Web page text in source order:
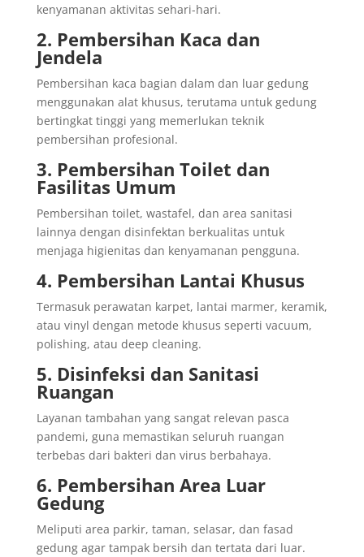
kenyamanan aktivitas sehari-hari.
2. Pembersihan Kaca dan
Jendela
Pembersihan kaca bagian dalam dan luar gedung
menggunakan alat khusus, terutama untuk gedung
bertingkat tinggi yang memerlukan teknik
pembersihan profesional.
3. Pembersihan Toilet dan
Fasilitas Umum
Pembersihan toilet, wastafel, dan area sanitasi
lainnya dengan disinfektan berkualitas untuk
menjaga higienitas dan kenyamanan pengguna.
4. Pembersihan Lantai Khusus
Termasuk perawatan karpet, lantai marmer, keramik,
atau vinyl dengan metode khusus seperti vacuum,
polishing, atau deep cleaning.
5. Disinfeksi dan Sanitasi
Ruangan
Layanan tambahan yang sangat relevan pasca
pandemi, guna memastikan seluruh ruangan
terbebas dari bakteri dan virus berbahaya.
6. Pembersihan Area Luar
Gedung
Meliputi area parkir, taman, selasar, dan fasad
gedung agar tampak bersih dan tertata dari luar.